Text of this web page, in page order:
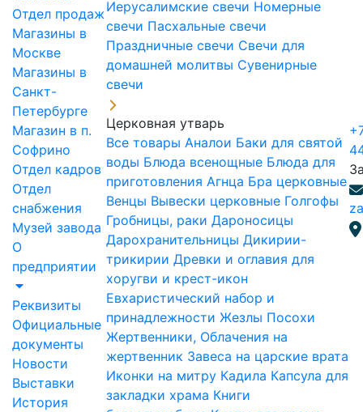
Отдел продаж
Магазины в
Москве
Магазины в
Санкт-
Петербурге
Магазин в п.
Софрино
Отдел кадров
Отдел
снабжения
Музей завода
О
предприятии
Реквизиты
Официальные
документы
Новости
Выставки
История
Иерусалимские свечи Номерные
свечи Пасхальные свечи
Праздничные свечи Свечи для
домашней молитвы Сувенирные
свечи
Церковная утварь
Все товары Аналои Баки для святой
воды Блюда всенощные Блюда для
приготовления Агнца Бра церковные
Венцы Вывески церковные Голгофы
Гробницы, раки Дароносицы
Дарохранительницы Дикирии-
трикирии Древки и оглавия для
хоругви и крест-икон
Евхаристический набор и
принадлежности Жезлы Посохи
Жертвенники, Облачения на
жертвенник Завеса на царские врата
Иконки на митру Кадила Капсула для
закладки храма Книги